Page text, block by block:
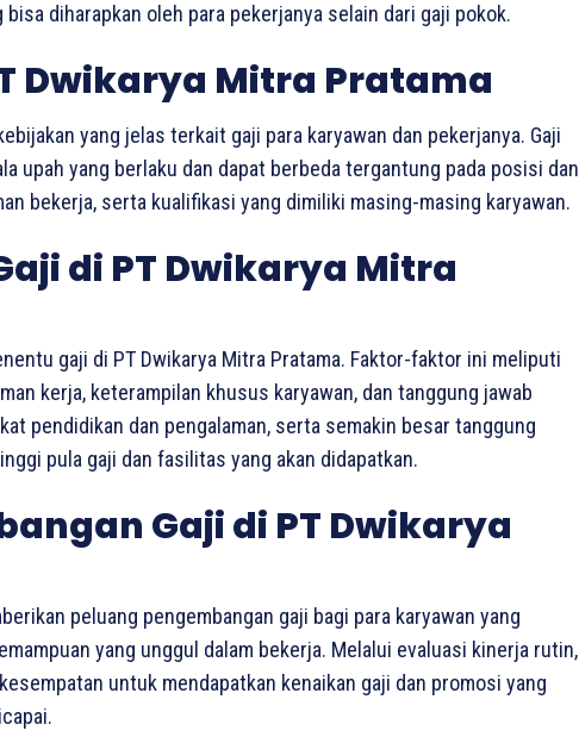
bisa diharapkan oleh para pekerjanya selain dari gaji pokok.
Dwikarya Mitra Pratama
yang jelas terkait gaji para karyawan dan pekerjanya. Gaji
upah yang berlaku dan dapat berbeda tergantung pada posisi dan
bekerja, serta kualifikasi yang dimiliki masing-masing karyawan.
di PT Dwikarya Mitra
gaji di PT Dwikarya Mitra Pratama. Faktor-faktor ini meliputi
kerja, keterampilan khusus karyawan, dan tanggung jawab
pendidikan dan pengalaman, serta semakin besar tanggung
pula gaji dan fasilitas yang akan didapatkan.
Gaji di PT Dwikarya
peluang pengembangan gaji bagi para karyawan yang
yang unggul dalam bekerja. Melalui evaluasi kinerja rutin,
untuk mendapatkan kenaikan gaji dan promosi yang